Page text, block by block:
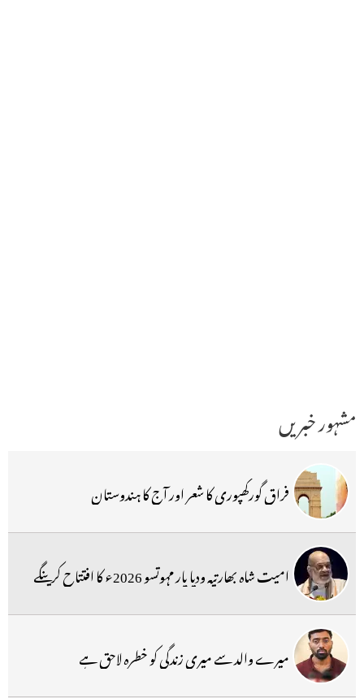
مشہور خبریں
فراق گورکھپوری کا شعر اور آج کا ہندوستان
امیت شاہ بھارتیہ ودیا پار مہوتسو 2026ء کا افتتاح کرینگے
میرے والد سے میری زندگی کو خطرہ لاحق ہے